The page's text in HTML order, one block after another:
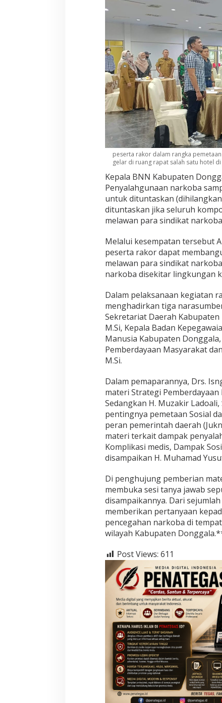
peserta rakor dalam rangka
gelar di ruang rapat salah satu hotel di
Kepala BNN Kabupaten
Penyalahgunaan narkoba
untuk dituntaskan
dituntaskan jika seluruh
melawan para sindikat
Melalui kesempatan tersebut
peserta rakor dapat
melawan para sindikat
narkoba disekitar lingkungan
Dalam pelaksanaan kegiatan
menghadirkan tiga
Sekretariat Daerah Kabupaten
M.Si, Kepala Badan
Manusia Kabupaten
Pemberdayaan Masyarakat
M.Si.
Dalam pemaparannya, Drs.
materi Strategi Pemberdayaan
Sedangkan H. Muzakir
pentingnya pemetaan Sosial
peran pemerintah daerah
materi terkait dampak
Komplikasi medis, Dampak
disampaikan H. Muhamad
Di penghujung pemberian
membuka sesi tanya jawab
disampaikannya. Dari
memberikan pertanyaan
pencegahan narkoba di
wilayah Kabupaten
Post Views: 611